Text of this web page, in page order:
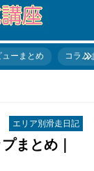
ューまとめ コラム
エリア別滑走日記
まとめ｜